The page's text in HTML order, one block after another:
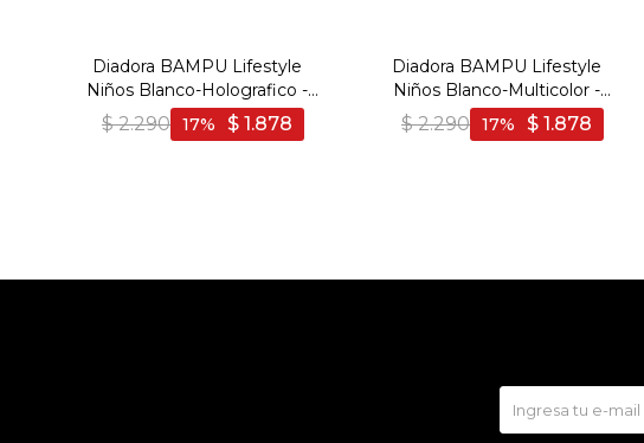
Diadora BAMPU Lifestyle
Niños Blanco-Holografico -
Blanco-Holografico
$ 2.290 $ 1.878
17
Diadora BAMPU Lifestyle
Niños Blanco-Multicolor -
Blanco-Multicolor
$ 2.290 $ 1.878
17